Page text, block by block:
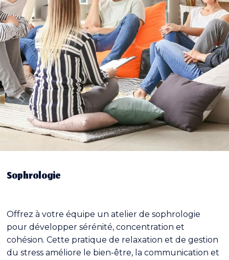
Sophrologie
Offrez à votre équipe un atelier de sophrologie
pour développer sérénité, concentration et
cohésion. Cette pratique de relaxation et de gestion
du stress améliore le bien-être, la communication et